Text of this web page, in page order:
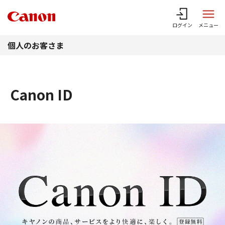
ログイン メニュー
個人のお客さま
Canon ID